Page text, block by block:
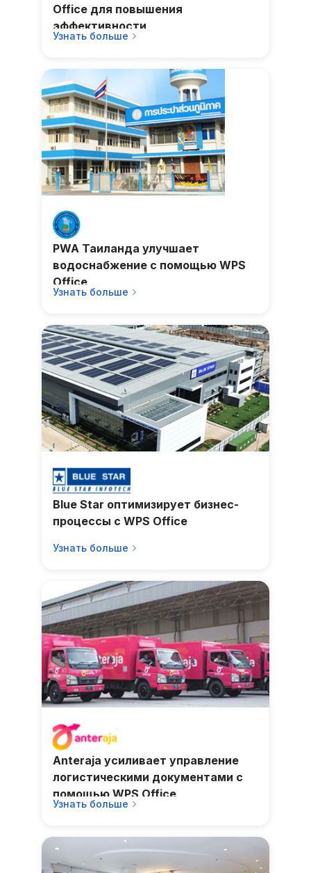
Office для повышения
эффективности
Узнать больше
PWA Таиланда улучшает
водоснабжение с помощью WPS
Office
Узнать больше
Blue Star оптимизирует бизнес-
процессы с WPS Office
Узнать больше
Anteraja усиливает управление
логистическими документами с
помощью WPS Office
Узнать больше